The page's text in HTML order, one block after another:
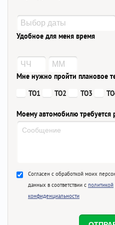
Удобное для меня время
Мне нужно пройти плановое
ТО1
ТО2 ТО3
Моему автомобилю требуется
Согласен с обработкой моих
данных в соответствии с политикой
конфиденциальности